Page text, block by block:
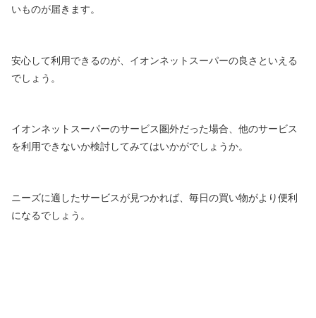
いものが届きます。
安心して利用できるのが、イオンネットスーパーの良さといえる
でしょう。
イオンネットスーパーのサービス圏外だった場合、他のサービス
を利用できないか検討してみてはいかがでしょうか。
ニーズに適したサービスが見つかれば、毎日の買い物がより便利
になるでしょう。